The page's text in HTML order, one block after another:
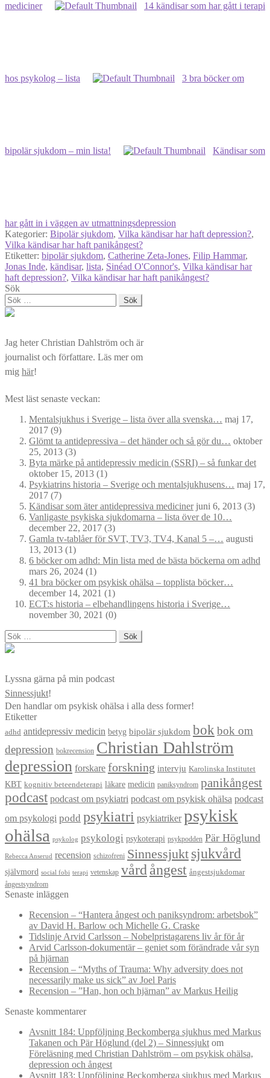
mediciner 14 kändisar som har gått i terapi
hos psykolog – lista 3 bra böcker om
bipolär sjukdom – min lista! Kändisar som
har gått in i väggen av utmattningsdepression
Kategorier: Bipolär sjukdom, Vilka kändisar har haft depression?,
Vilka kändisar har haft panikångest?
Etiketter: bipolär sjukdom, Catherine Zeta-Jones, Filip Hammar,
Jonas Inde, kändisar, lista, Sinéad O'Connor's, Vilka kändisar har
haft depression?, Vilka kändisar har haft panikångest?
Sök
Sök
efter:
Jag heter Christian Dahlström och är
journalist och författare. Läs mer om
mig här!
Mest läst senaste veckan:
Mentalsjukhus i Sverige – lista över alla svenska… maj 17,
2017 (9)
Glömt ta antidepressiva – det händer och så gör du… oktober
25, 2013 (3)
Byta märke på antidepressiv medicin (SSRI) – så funkar det
oktober 15, 2013 (1)
Psykiatrins historia – Sverige och mentalsjukhusens… maj 17,
2017 (7)
Kändisar som äter antidepressiva medicinerjuni 6, 2013 (3)
Vanligaste psykiska sjukdomarna – lista över de 10…
december 22, 2017 (3)
Gamla tv-tablåer för SVT, TV3, TV4, Kanal 5 –… augusti
13, 2013 (1)
6 böcker om adhd: Min lista med de bästa böckerna om adhd
mars 26, 2024 (1)
41 bra böcker om psykisk ohälsa – topplista böcker…
december 14, 2021 (1)
ECT:s historia – elbehandlingens historia i Sverige…
november 30, 2021 (0)
Sök
efter:
Lyssna gärna på min podcast
Sinnessjukt!
Den handlar om psykisk ohälsa i alla dess former!
Etiketter
adhd antidepressiv medicin betyg bipolär sjukdom bokbok om
depression
bokrecension Christian Dahlström
depression forskare forskning intervju Karolinska Institutet
KBT kognitiv beteendeterapi läkare medicin paniksyndrom panikångest
podcast podcast om psykiatri podcast om psykisk ohälsa podcast
om psykologi podd psykiatri psykiatriker psykisk
ohälsa psykolog psykologi psykoterapi psykpodden Pär Höglund
Rebecca Anserud recension schizofreni Sinnessjukt sjukvård
självmord social fobi terapi vetenskap vård ångest ångestsjukdomar
ångestsyndrom
Senaste inläggen
Recension – “Hantera ångest och paniksyndrom: arbetsbok”
av David H. Barlow och Michelle G. Craske
Tidslinje Arvid Carlsson – Nobelpristagarens liv år för år
Arvid Carlsson-dokumentär – geniet som förändrade vår syn
på hjärnan
Recension – “Myths of Trauma: Why adversity does not
necessarily make us sick” av Joel Paris
Recension – ”Han, hon och hjärnan” av Markus Heilig
Senaste kommentarer
Avsnitt 184: Uppföljning Beckomberga sjukhus med Markus
Takanen och Pär Höglund (del 2) – Sinnessjukt om
Föreläsning med Christian Dahlström – om psykisk ohälsa,
depression och ångest
Avsnitt 183: Uppföljning Beckomberga sjukhus med Markus